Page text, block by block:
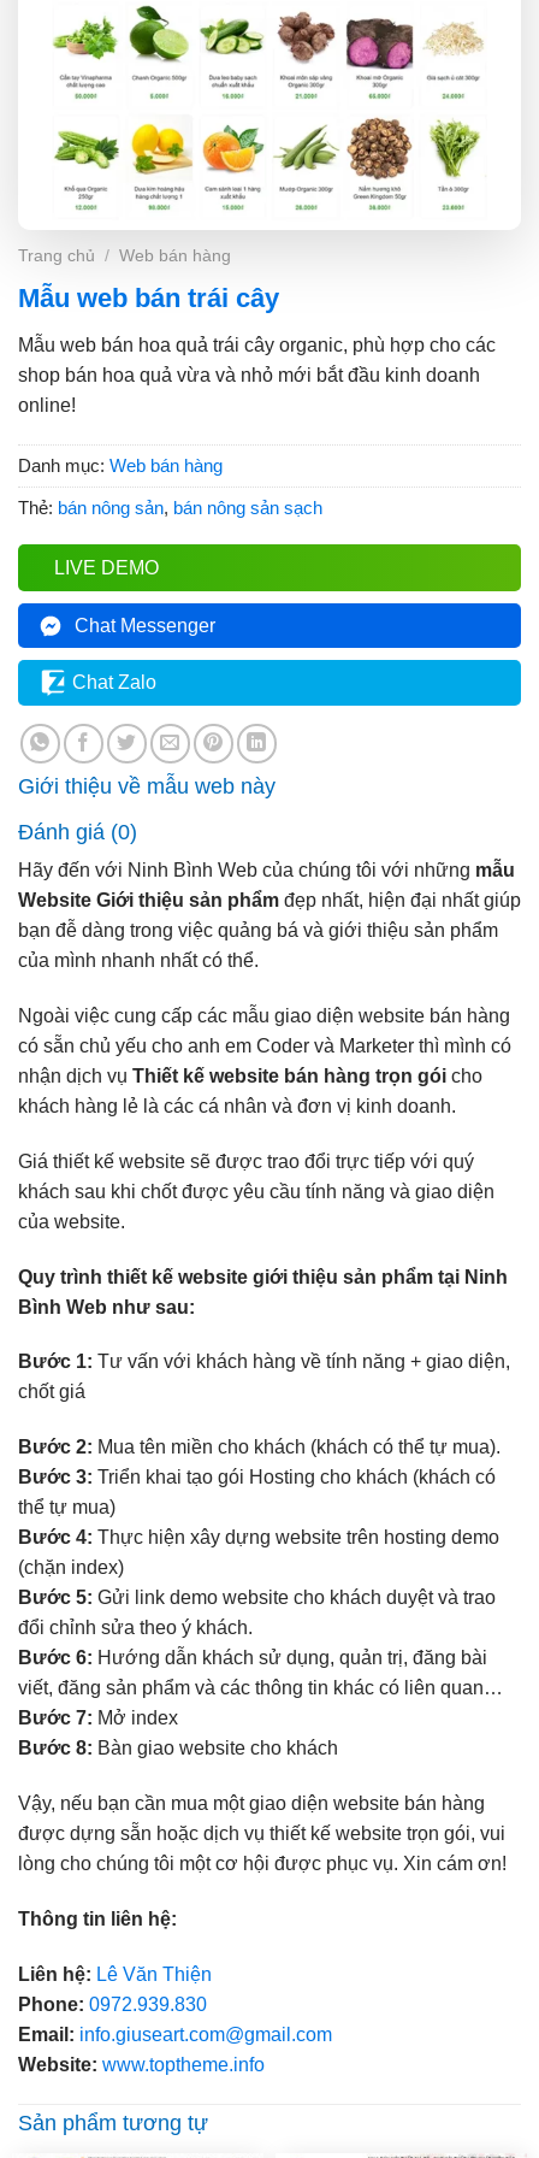
Trang chủ / Web bán hàng
Mẫu web bán trái cây
Mẫu web bán hoa quả trái cây organic, phù hợp cho các
shop bán hoa quả vừa và nhỏ mới bắt đầu kinh doanh
online!
Danh mục: Web bán hàng
Thẻ: bán nông sản, bán nông sản sạch
LIVE DEMO
Chat Messenger
Chat Zalo
Giới thiệu về mẫu web này
Đánh giá (0)
Hãy đến với Ninh Bình Web của chúng tôi với những mẫu
Website Giới thiệu sản phẩm đẹp nhất, hiện đại nhất giúp
bạn đễ dàng trong việc quảng bá và giới thiệu sản phẩm
của mình nhanh nhất có thể.
Ngoài việc cung cấp các mẫu giao diện website bán hàng
có sẵn chủ yếu cho anh em Coder và Marketer thì mình có
nhận dịch vụ Thiết kế website bán hàng trọn gói cho
khách hàng lẻ là các cá nhân và đơn vị kinh doanh.
Giá thiết kế website sẽ được trao đổi trực tiếp với quý
khách sau khi chốt được yêu cầu tính năng và giao diện
của website.
Quy trình thiết kế website giới thiệu sản phẩm tại Ninh
Bình Web như sau:
Bước 1: Tư vấn với khách hàng về tính năng + giao diện,
chốt giá
Bước 2: Mua tên miền cho khách (khách có thể tự mua).
Bước 3: Triển khai tạo gói Hosting cho khách (khách có
thể tự mua)
Bước 4: Thực hiện xây dựng website trên hosting demo
(chặn index)
Bước 5: Gửi link demo website cho khách duyệt và trao
đổi chỉnh sửa theo ý khách.
Bước 6: Hướng dẫn khách sử dụng, quản trị, đăng bài
viết, đăng sản phẩm và các thông tin khác có liên quan…
Bước 7: Mở index
Bước 8: Bàn giao website cho khách
Vậy, nếu bạn cần mua một giao diện website bán hàng
được dựng sẵn hoặc dịch vụ thiết kế website trọn gói, vui
lòng cho chúng tôi một cơ hội được phục vụ. Xin cám ơn!
Thông tin liên hệ:
Liên hệ: Lê Văn Thiện
Phone: 0972.939.830
Email: info.giuseart.com@gmail.com
Website: www.toptheme.info
Sản phẩm tương tự